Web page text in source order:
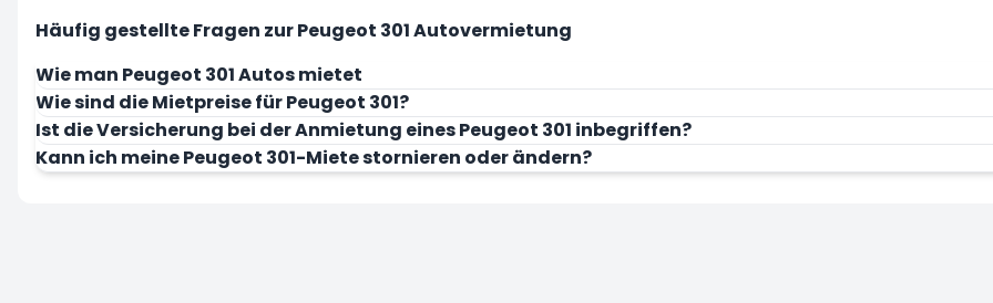
Jetzt mieten Jetzt mieten
Häufig gestellte Fragen zur Peugeot 301 Autovermietung
Wie man Peugeot 301 Autos mietet
Wie sind die Mietpreise für Peugeot 301?
Ist die Versicherung bei der Anmietung eines Peugeot 301 inbegriffen?
Kann ich meine Peugeot 301-Miete stornieren oder ändern?